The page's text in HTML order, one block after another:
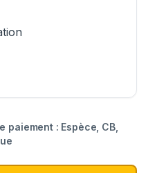
paiement : Espèce, CB,